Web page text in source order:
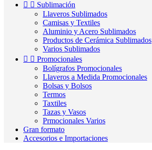
  Sublimación
Llaveros Sublimados
Camisas y Textiles
Aluminio y Acero Sublimados
Productos de Cerámica Sublimados
Varios Sublimados
  Promocionales
Bolígrafos Promocionales
Llaveros a Medida Promocionales
Bolsas y Bolsos
Termos
Taxtiles
Tazas y Vasos
Prmocionales Varios
Gran formato
Accesorios e Importaciones